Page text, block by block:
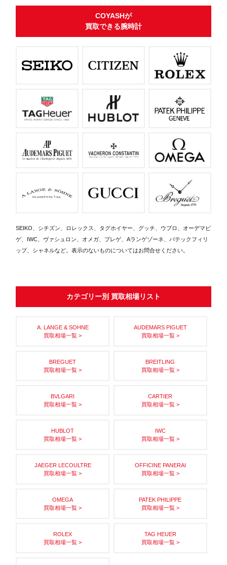
COYASHが
買取できる腕時計
SEIKO、シチズン、ロレックス、タグホイヤー、グッチ、ウブロ、オーデマピ
ゲ、IWC、ヴァシュロン、オメガ、プレゲ、Aランゲゾーネ、パテックフィリ
ップ、シャネルなど。表示のないものについてはお問合せください。
カテゴリー別 買取相場リスト
A. LANGE & SOHNE
買取相場一覧 >
AUDEMARS PIGUET
買取相場一覧 >
BREGUET
買取相場一覧 >
BREITLING
買取相場一覧 >
BVLGARI
買取相場一覧 >
CARTIER
買取相場一覧 >
HUBLOT
買取相場一覧 >
IWC
買取相場一覧 >
JAEGER LECOULTRE
買取相場一覧 >
OFFICINE PANERAI
買取相場一覧 >
OMEGA
買取相場一覧 >
PATEK PHILIPPE
買取相場一覧 >
ROLEX
買取相場一覧 >
TAG HEUER
買取相場一覧 >